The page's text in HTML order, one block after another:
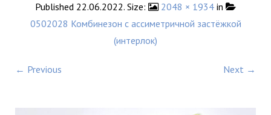
Published 22.06.2022. Size: 2048 × 1934 in
0502028 Комбинезон с ассиметричной застёжкой
(интерлок)
← Previous Next →